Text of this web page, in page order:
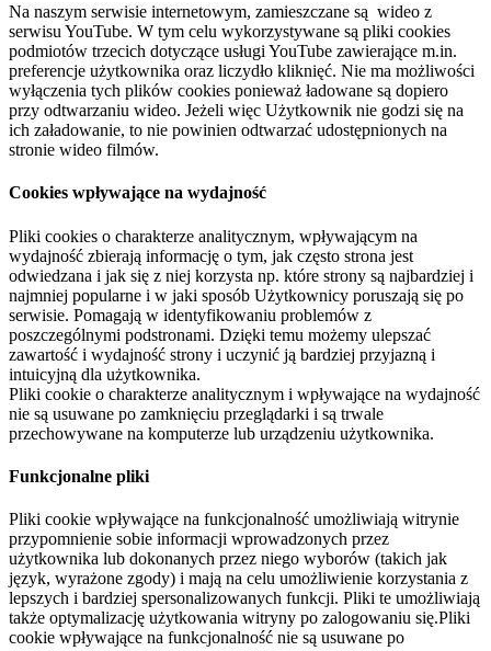
Na naszym serwisie internetowym, zamieszczane są wideo z
serwisu YouTube. W tym celu wykorzystywane są pliki cookies
podmiotów trzecich dotyczące usługi YouTube zawierające m.in.
preferencje użytkownika oraz liczydło kliknięć. Nie ma możliwości
wyłączenia tych plików cookies ponieważ ładowane są dopiero
przy odtwarzaniu wideo. Jeżeli więc Użytkownik nie godzi się na
ich załadowanie, to nie powinien odtwarzać udostępnionych na
stronie wideo filmów.
Cookies wpływające na wydajność
Pliki cookies o charakterze analitycznym, wpływającym na
wydajność zbierają informację o tym, jak często strona jest
odwiedzana i jak się z niej korzysta np. które strony są najbardziej i
najmniej popularne i w jaki sposób Użytkownicy poruszają się po
serwisie. Pomagają w identyfikowaniu problemów z
poszczególnymi podstronami. Dzięki temu możemy ulepszać
zawartość i wydajność strony i uczynić ją bardziej przyjazną i
intuicyjną dla użytkownika.
Pliki cookie o charakterze analitycznym i wpływające na wydajność
nie są usuwane po zamknięciu przeglądarki i są trwale
przechowywane na komputerze lub urządzeniu użytkownika.
Funkcjonalne pliki
Pliki cookie wpływające na funkcjonalność umożliwiają witrynie
przypomnienie sobie informacji wprowadzonych przez
użytkownika lub dokonanych przez niego wyborów (takich jak
język, wyrażone zgody) i mają na celu umożliwienie korzystania z
lepszych i bardziej spersonalizowanych funkcji. Pliki te umożliwiają
także optymalizację użytkowania witryny po zalogowaniu się.Pliki
cookie wpływające na funkcjonalność nie są usuwane po